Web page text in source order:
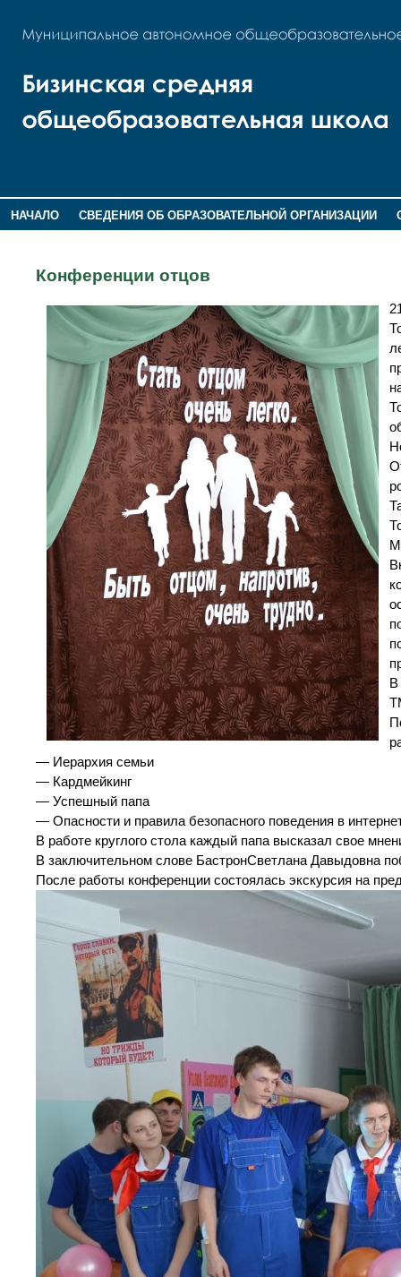
НАЧАЛО СВЕДЕНИЯ ОБ ОБРАЗОВАТЕЛЬНОЙ ОРГАНИЗАЦИИ
Конференции отцов
В
— Иерархия семьи
— Кардмейкинг
— Успешный папа
— Опасности и правила безопасного поведения в
В работе круглого стола каждый папа высказал свое
В заключительном слове БастронСветлана Давыдовна
После работы конференции состоялась экскурсия на